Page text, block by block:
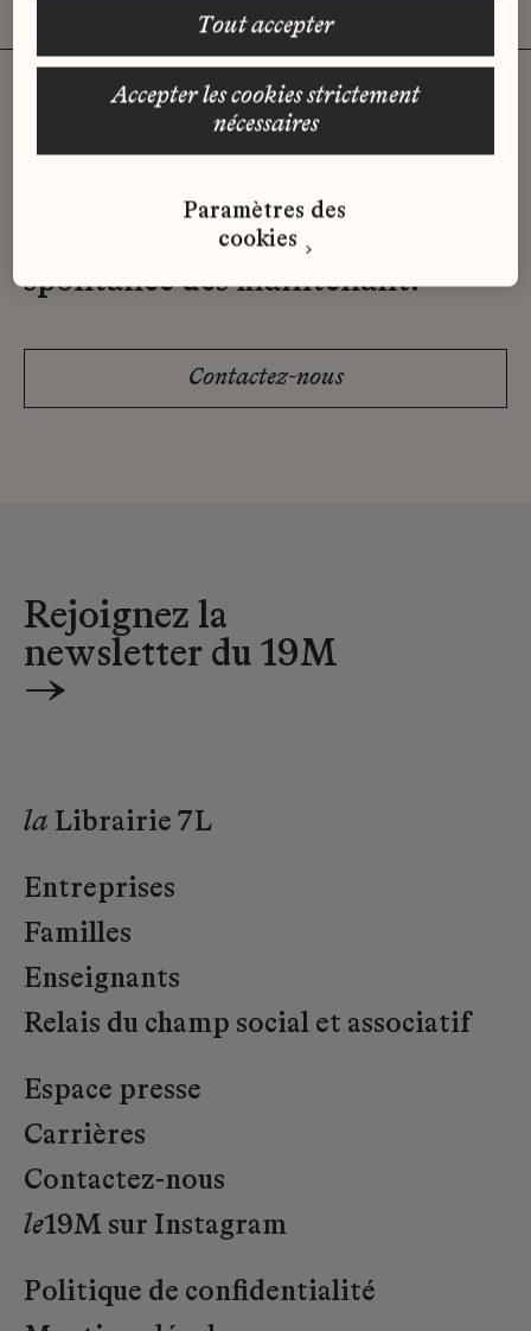
Vous n'avez pas trouvé d'offre
qui correspond à votre profil ?
Envoyez-nous votre candidature
spontanée dès maintenant.
Contactez-nous
Rejoignez la
newsletter du 19M
→
la Librairie 7L
Entreprises
Familles
Enseignants
Relais du champ social et associatif
Espace presse
Carrières
Contactez-nous
le19M sur Instagram
Politique de confidentialité
accepter les cookies strictement
nécessaires
tout accepter
Paramètres des
cookies